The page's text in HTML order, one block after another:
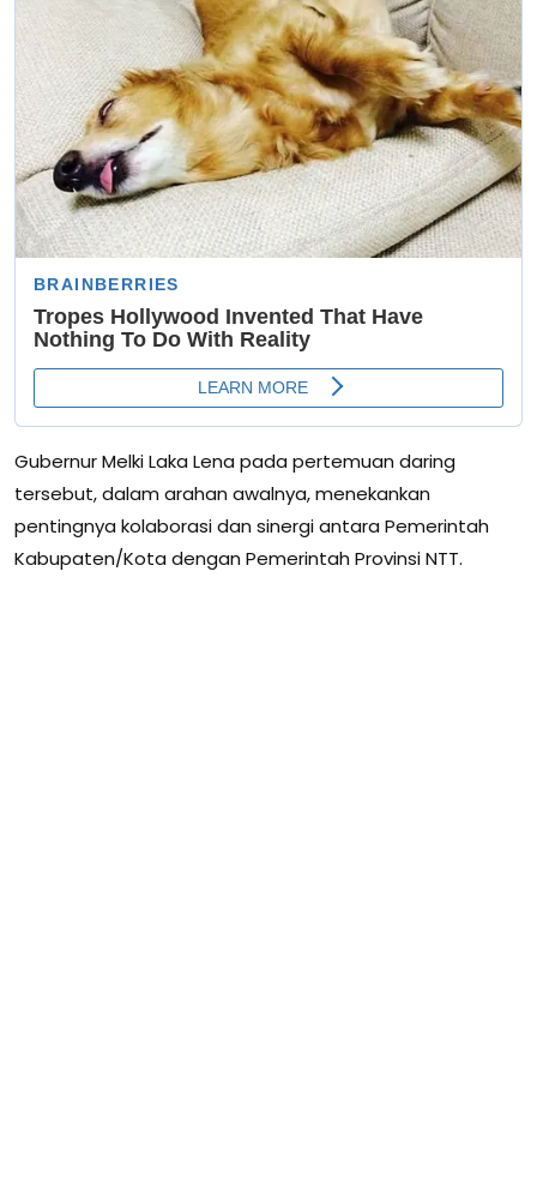
Gubernur Melki Laka Lena pada pertemuan daring
tersebut, dalam arahan awalnya, menekankan
pentingnya kolaborasi dan sinergi antara Pemerintah
Kabupaten/Kota dengan Pemerintah Provinsi NTT.